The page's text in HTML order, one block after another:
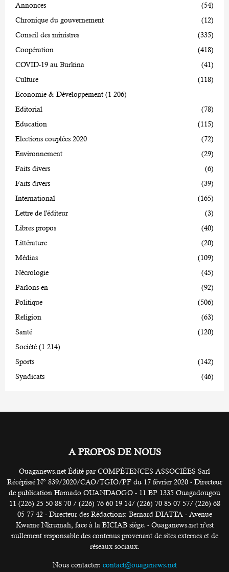
Annonces
(54)
Chronique du gouvernement
(12)
Conseil des ministres
(335)
Coopération
(418)
COVID-19 au Burkina
(41)
Culture
(118)
Economie & Développement (1 206)
Editorial
(78)
Education
(115)
Elections couplées 2020
(72)
Environnement
(29)
Faits divers
(6)
Faits divers
(39)
International
(165)
Lettre de l'éditeur
(3)
Libres propos
(40)
Littérature
(20)
Médias
(109)
Nécrologie
(45)
Parlons-en
(92)
Politique
(506)
Religion
(63)
Santé
(120)
Société (1 214)
Sports
(142)
Syndicats
(46)
A PROPOS DE NOUS
Ouaganews.net Édité par COMPÉTENCES ASSOCIÉES Sarl
Récépissé N° 839/2020/CAO/TGIO/PF du 17 février 2020 - Directeur
de publication Hamado OUANDAOGO - 11 BP 1335 Ouagadougou
11 (226) 25 50 88 70 / (226) 76 60 19 14/ (226) 70 85 07 57/ (226) 68
05 77 42 - Directeur des Rédactions: Bernard DIATTA - Avenue
Kwame Nkrumah, face à la BICIAB siège. - Ouaganews.net n’est
nullement responsable des contenus provenant de sites externes et de
réseaux sociaux.
Nous contacter: contact@ouaganews.net